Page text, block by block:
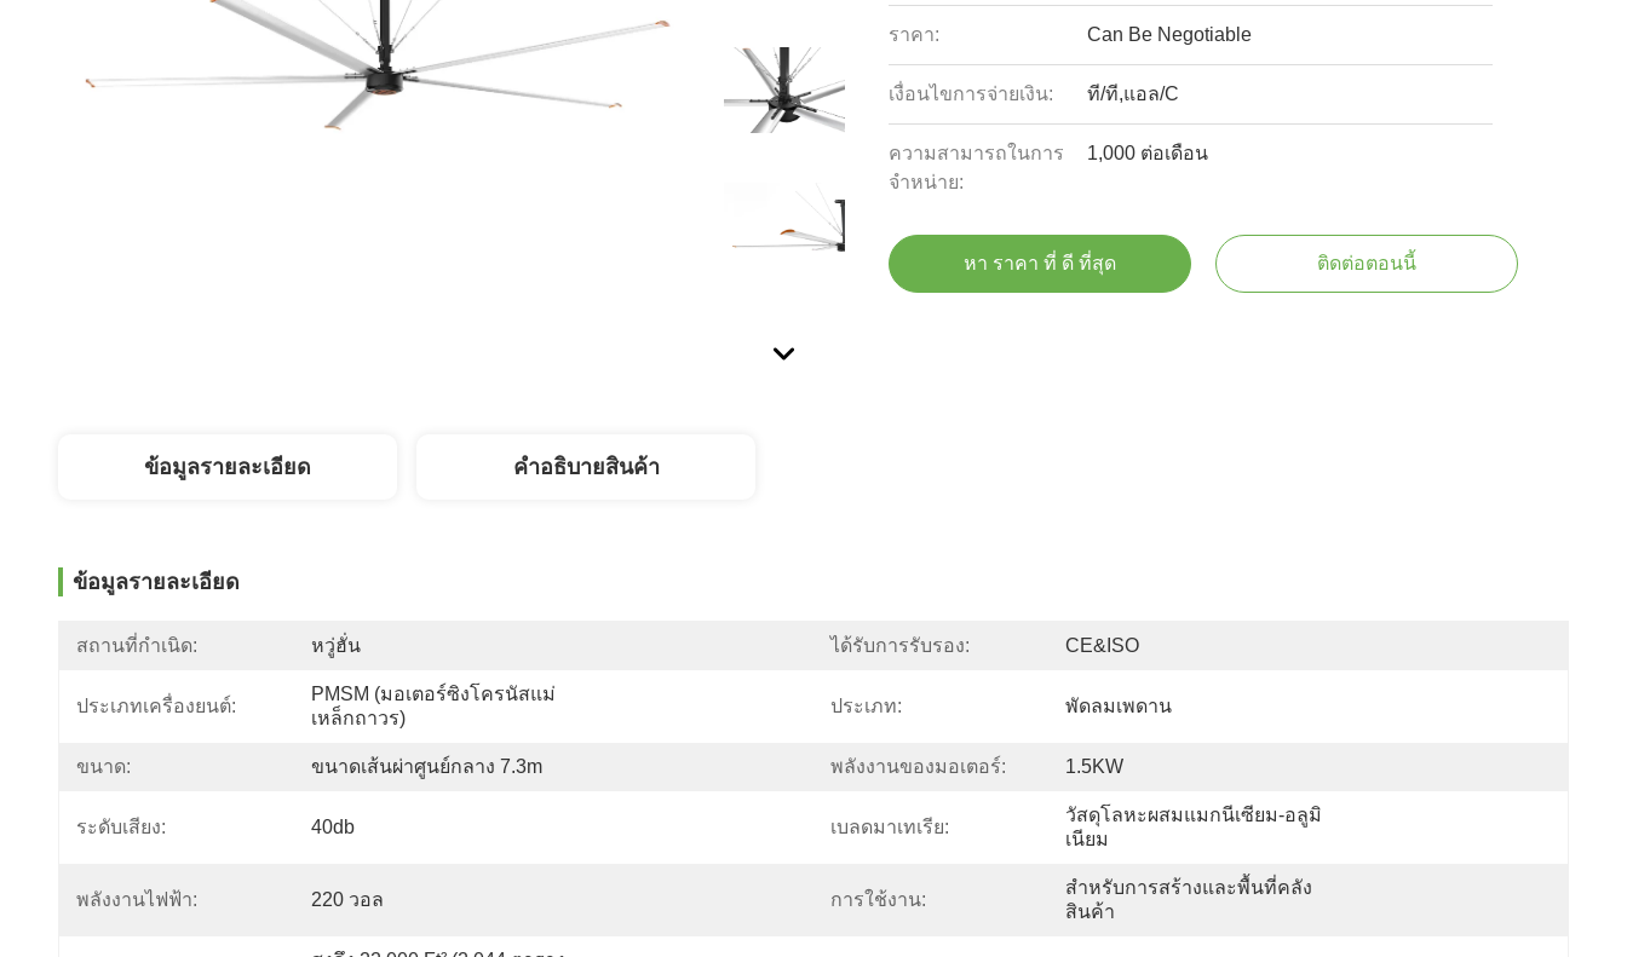
ราคา: Can Be Negotiable
เงื่อนไขการจ่ายเงิน: ที/ที,แอล/C
ความสามารถในการ
จําหน่าย:
1,000 ต่อเดือน
หา ราคา ที่ ดี ที่สุด ติดต่อตอนนี้
ข้อมูลรายละเอียด คําอธิบายสินค้า
ข้อมูลรายละเอียด
สถานที่กำเนิด: หวู่ฮั่น ได้รับการรับรอง: CE&ISO
ประเภทเครื่องยนต์:
PMSM (มอเตอร์ซิงโครนัสแม่
เหล็กถาวร)
ประเภท: พัดลมเพดาน
ขนาด: ขนาดเส้นผ่าศูนย์กลาง 7.3m พลังงานของมอเตอร์: 1.5KW
ระดับเสียง: 40db เบลดมาเทเรีย:
วัสดุโลหะผสมแมกนีเซียม-อลูมิ
เนียม
พลังงานไฟฟ้า: 220 วอล การใช้งาน:
สำหรับการสร้างและพื้นที่คลัง
สินค้า